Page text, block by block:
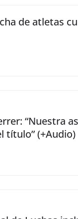
de atletas
“Nuestra
título” (+Audio)